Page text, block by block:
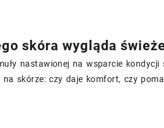
skóra wygląda
nastawionej na wsparcie kondycji
skórze: czy daje komfort, czy